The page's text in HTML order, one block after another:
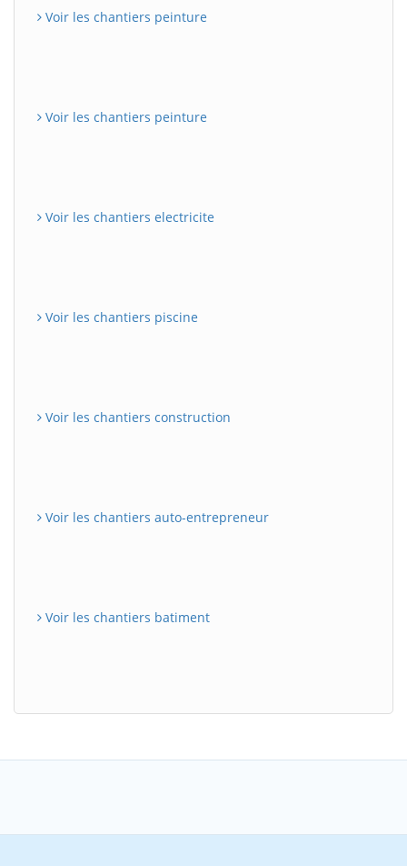
Voir les chantiers peinture
Voir les chantiers peinture
Voir les chantiers electricite
Voir les chantiers piscine
Voir les chantiers construction
Voir les chantiers auto-entrepreneur
Voir les chantiers batiment